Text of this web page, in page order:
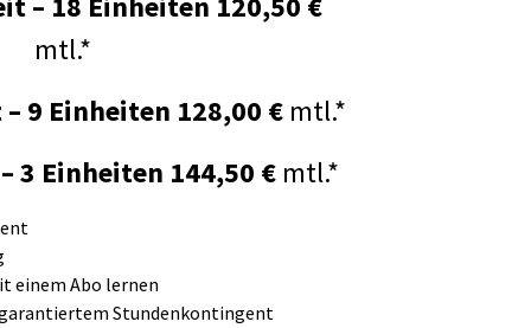
mtl.*
9 Einheiten 128,00 € mtl.*
3 Einheiten 144,50 € mtl.*
einem Abo lernen
Stundenkontingent